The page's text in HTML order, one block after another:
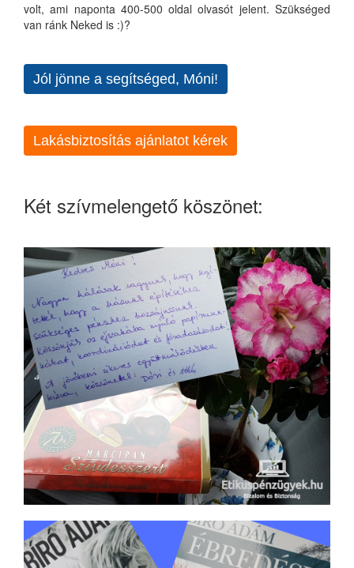
volt, ami naponta 400-500 oldal olvasót jelent. Szükséged
van ránk Neked is :)?
Jól jönne a segítséged, Móni!
Lakásbiztosítás ajánlatot kérek
Két szívmelengető köszönet: